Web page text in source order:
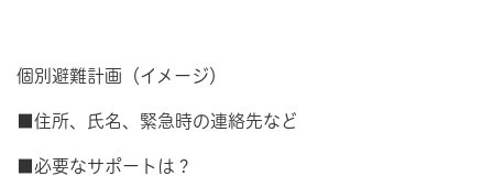
個別避難計画（イメージ）
■住所、氏名、緊急時の連絡先など
■必要なサポートは？